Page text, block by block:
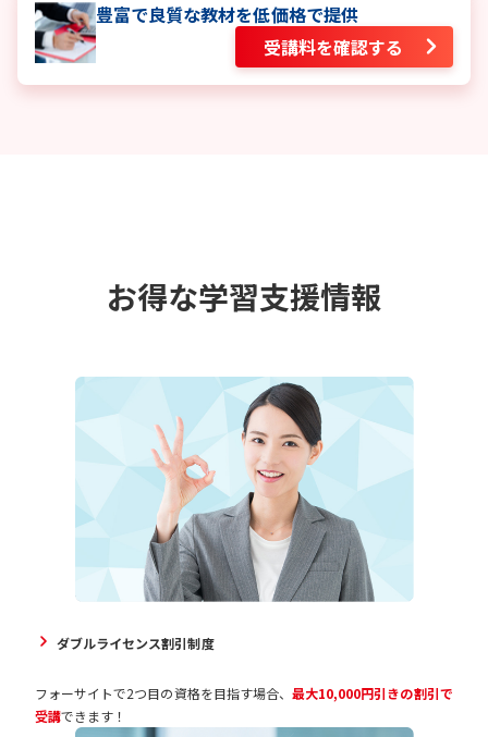
豊富で良質な教材を低価格で提供
受講料を確認する
お得な学習支援情報
ダブルライセンス割引制度
フォーサイトで2つ目の資格を目指す場合、 最大10,000円引きの割引で
受講できます！